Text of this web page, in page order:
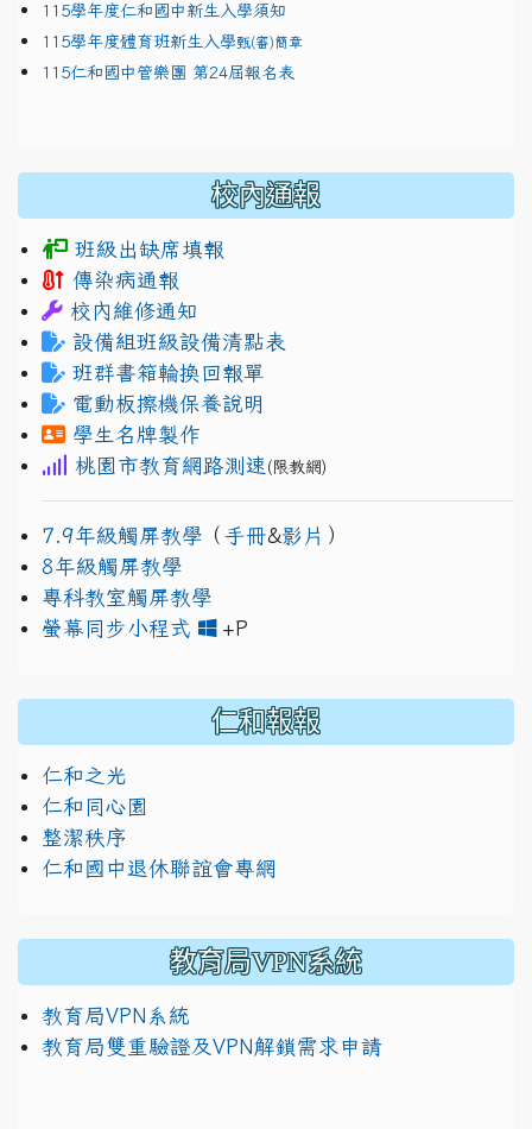
115學年度仁和國中新生入學須知
115學年度體育班新生入學甄(審)簡章
115仁和國中管樂團 第24屆報名表
校內通報
班級出缺席填報
傳染病通報
校內維修通知
設備組班級設備清點表
班群書箱輪換回報單
電動板擦機保養說明
學生名牌製作
桃園市教育網路測速 (限教網)
7.9年級觸屏教學 （ 手冊&影片 ）
8年級觸屏教學
專科教室觸屏教學
螢幕同步小程式
+P
仁和報報
仁和之光
仁和同心園
整潔秩序
仁和國中退休聯誼會專網
教育局VPN系統
教育局VPN系統
教育局雙重驗證及VPN解鎖需求申請